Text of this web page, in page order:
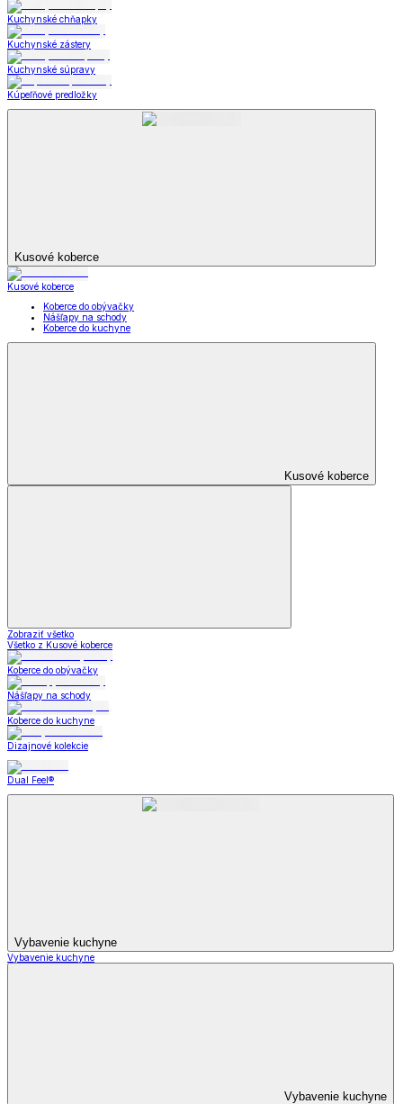
Kuchynské chňapky
Kuchynské zástery
Kuchynské súpravy
Kúpeľňové predložky
Kusové koberce
Kusové koberce
Koberce do obývačky
Nášľapy na schody
Koberce do kuchyne
Kusové koberce
Zobraziť všetko
Všetko z Kusové koberce
Koberce do obývačky
Nášľapy na schody
Koberce do kuchyne
Dizajnové kolekcie
Dual Feel®
Vybavenie kuchyne
Vybavenie kuchyne
Vybavenie kuchyne